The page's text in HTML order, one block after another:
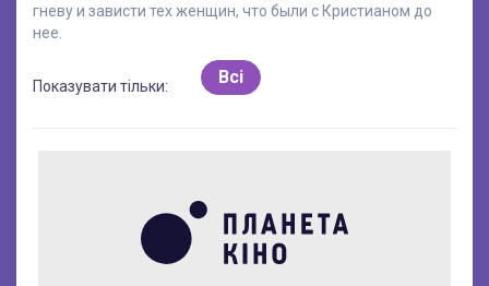
гневу и зависти тех женщин, что были с Кристианом до
нее.
Показувати тільки: Всі